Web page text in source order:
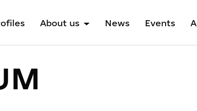
About us News Events